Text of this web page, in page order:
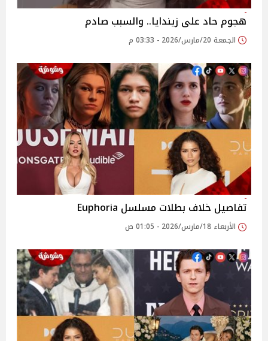
هجوم حاد على زيندايا.. والسبب صادم
الجمعة 20/مارس/2026 - 03:33 م
تفاصيل خلاف بطلات مسلسل Euphoria
الأربعاء 18/مارس/2026 - 01:05 ص